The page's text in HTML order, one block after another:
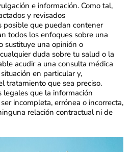
e información. Como tal,
y revisados
posible que puedan contener
todos los enfoques sobre una
sustituye una opinión o
duda sobre tu salud o la
acudir a una consulta médica
en particular y,
tratamiento que sea preciso.
legales que la información
incompleta, errónea o incorrecta,
relación contractual ni de